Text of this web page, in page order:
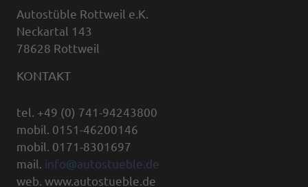
Autostüble Rottweil e.K.
Neckartal 143
78628 Rottweil
KONTAKT
tel. +49 (0) 741-94243800
mobil. 0151-46200146
mobil. 0171-8301697
mail. info@autostueble.de
web. www.autostueble.de